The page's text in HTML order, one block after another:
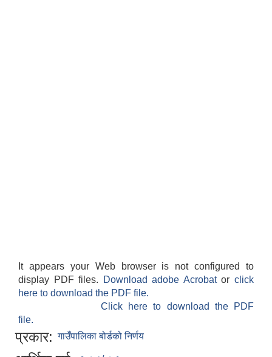
It appears your Web browser is not configured to
display PDF files.
Download adobe Acrobatorclick
here to download the PDF file.
Click here to download the PDF
file.
प्रकार: गाउँपालिका बोर्डको निर्णय